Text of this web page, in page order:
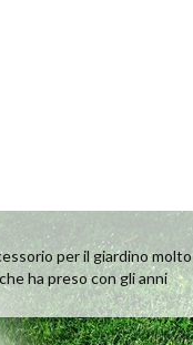
per il giardino molto
ha preso con gli anni